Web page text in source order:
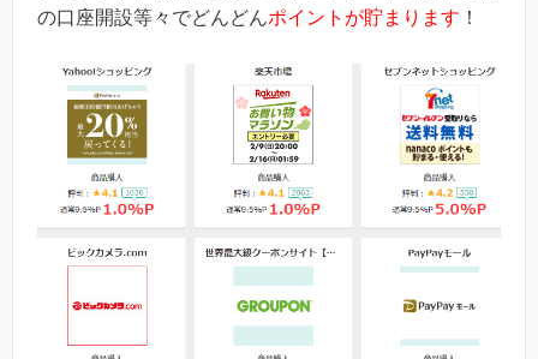
の口座開設等々でどんどんポイントが貯まります ！